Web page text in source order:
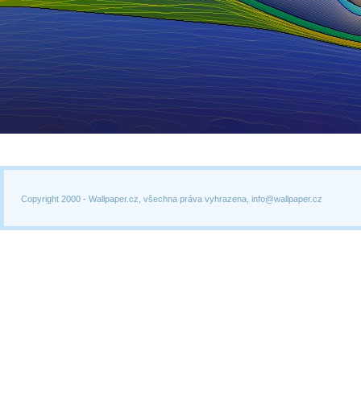
Copyright 2000 - Wallpaper.cz, všechna práva vyhrazena, info@wallpaper.cz